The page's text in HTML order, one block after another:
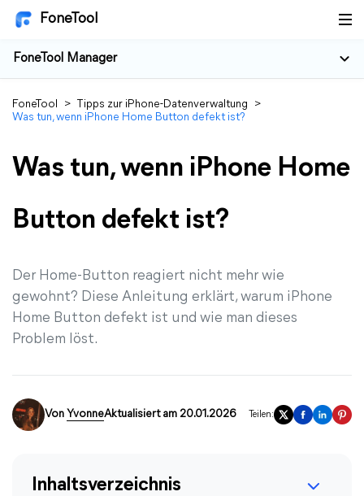
FoneTool
FoneTool Manager
FoneTool > Tipps zur iPhone-Datenverwaltung
>
Was tun, wenn iPhone Home Button defekt ist?
Was tun, wenn iPhone Home
Button defekt ist?
Der Home-Button reagiert nicht mehr wie
gewohnt? Diese Anleitung erklärt, warum iPhone
Home Button defekt ist und wie man dieses
Problem löst.
Von YvonneAktualisiert am 20.01.2026 Teilen:
Inhaltsverzeichnis